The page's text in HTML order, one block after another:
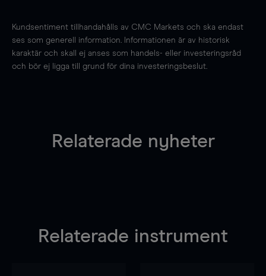
Kundsentiment tillhandahålls av CMC Markets och ska endast
ses som generell information. Informationen är av historisk
karaktär och skall ej anses som handels- eller investeringsråd
och bör ej ligga till grund för dina investeringsbeslut.
Relaterade nyheter
Relaterade instrument